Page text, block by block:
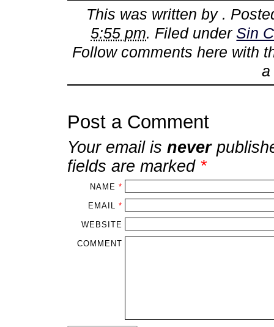
This was written by .
5:55 pm. Filed underSin
Follow comments here with
a
Post a Comment
Your email is never
fields are marked *
NAME *
EMAIL *
WEBSITE
COMMENT